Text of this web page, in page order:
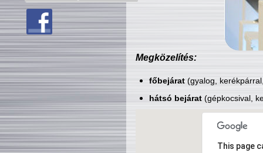
Megközelítés:
főbejárat(gyalog,
hátsó bejárat(gépkocsival,
This page